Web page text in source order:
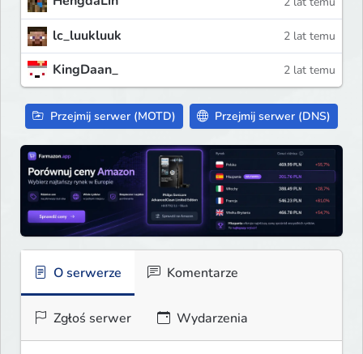
lc_luukluuk 2 lat temu
KingDaan_ 2 lat temu
Przejmij serwer (MOTD) Przejmij serwer (DNS)
O serwerze Komentarze
Zgłoś serwer Wydarzenia